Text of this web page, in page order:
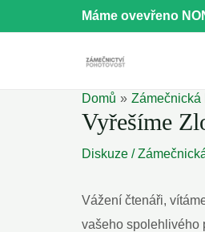
na
Máme ovevřeno
Domů Zámečnická
Vyřešíme
Diskuze /
Vážení čtenáři,
vašeho spolehlivého